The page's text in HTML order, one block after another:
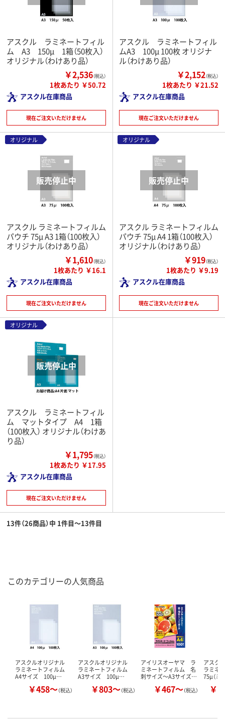
アスクル ラミネートフィル
ム A3 150μ 1箱（50枚入）
オリジナル（わけあり品）
￥2,536（税込）
1枚あたり ￥50.72
アスクル在庫商品
現在ご注文いただけません
アスクル ラミネートフィル
ムA3 100μ 100枚 オリジナ
ル（わけあり品）
￥2,152（税込）
1枚あたり ￥21.52
アスクル在庫商品
現在ご注文いただけません
オリジナル
アスクル ラミネートフィルム
パウチ 75μ A3 1箱（100枚入）
オリジナル（わけあり品）
￥1,610（税込）
1枚あたり ￥16.1
アスクル在庫商品
現在ご注文いただけません
オリジナル
アスクル ラミネートフィルム
パウチ 75μ A4 1箱（100枚入）
オリジナル（わけあり品）
￥919（税込）
1枚あたり ￥9.19
アスクル在庫商品
現在ご注文いただけません
オリジナル
アスクル ラミネートフィル
ム マットタイプ A4 1箱
（100枚入） オリジナル（わけあ
り品）
￥1,795（税込）
1枚あたり ￥17.95
アスクル在庫商品
現在ご注文いただけません
13件（26商品）中 1件目～13件目
このカテゴリーの人気商品
アスクルオリジナル
ラミネートフィルム
A4サイズ 100μ…
￥458～（税込）
アスクルオリジナル
ラミネートフィルム
A3サイズ 100μ…
￥803～（税込）
アイリスオーヤマ ラ
ミネートフィルム 名
刺サイズ～A3サイズ…
￥467～（税込）
アスク
ラミネ
75μ（ミ
￥